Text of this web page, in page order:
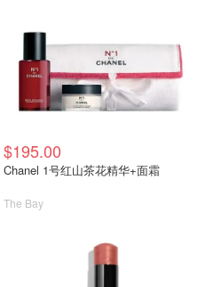
$195.00
Chanel 1号红山茶花精华+面霜
The Bay